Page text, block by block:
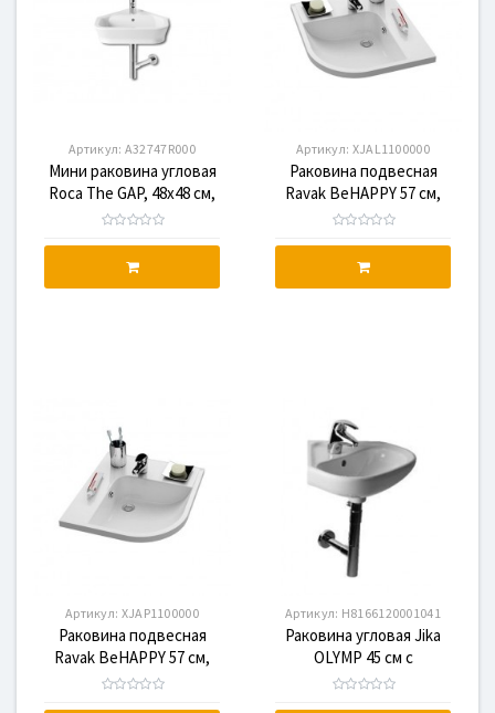
Артикул: A32747R000
Мини раковина угловая
Roca The GAP, 48x48 см,
с отверстием
Артикул: XJAL1100000
Раковина подвесная
Ravak BeHAPPY 57 см,
белая с отверстием,
Артикул: XJAP1100000
Раковина подвесная
Ravak BeHAPPY 57 см,
белая с отверстием,
Артикул: H8166120001041
Раковина угловая Jika
OLYMP 45 см с
отверстием